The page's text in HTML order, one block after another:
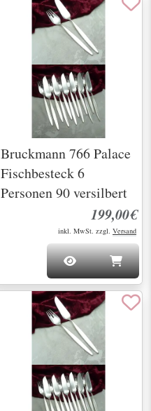
Bruckmann 766 Palace
Fischbesteck 6
Personen 90 versilbert
199,00€
inkl. MwSt. zzgl. Versand